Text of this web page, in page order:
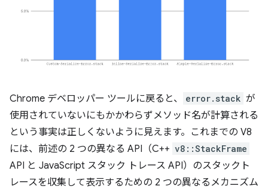
Chrome デベロッパー ツールに戻ると、 error.stack が
使用されていないにもかかわらずメソッド名が計算される
という事実は正しくないように見えます。これまでの V8
には、前述の 2 つの異なる API（C++ v8::StackFrame
API と JavaScript スタック トレース API）のスタックト
レースを収集して表示するための 2 つの異なるメカニズム